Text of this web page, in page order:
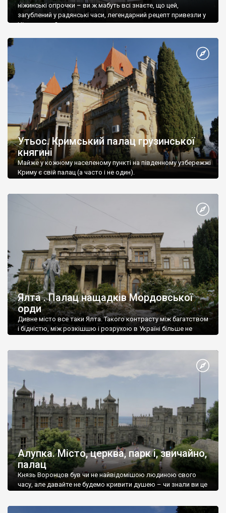
ніжинські огірочки – ви ж мабуть всі знаєте, що цей,
загублений у радянські часи, легендарний рецепт привезли у
Ніжин греки?
Утьос. Кримський палац грузинської
княгині
Майже у кожному населеному пункті на південному узбережжі
Криму є свій палац (а часто і не один).
Ялта . Палац нащадків Мордовської
орди
Дивне місто все таки Ялта. Такого контрасту між багатством
і бідністю, між розкішшю і розрухою в Україні більше не
Алупка. Місто, церква, парк і, звичайно,
палац
Князь Воронцов був чи не найвідомішою людиною свого
часу, але давайте не будемо кривити душею – чи знали ви це